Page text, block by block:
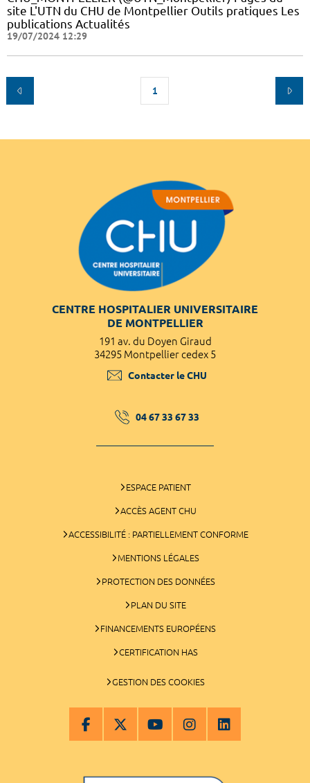
site L'UTN du CHU de Montpellier Outils pratiques Les
publications Actualités
19/07/2024 12:29
1
CENTRE HOSPITALIER UNIVERSITAIRE
DE MONTPELLIER
191 av. du Doyen Giraud
34295 Montpellier cedex 5
Contacter le CHU
04 67 33 67 33
ESPACE PATIENT
ACCÈS AGENT CHU
ACCESSIBILITÉ : PARTIELLEMENT CONFORME
MENTIONS LÉGALES
PROTECTION DES DONNÉES
PLAN DU SITE
FINANCEMENTS EUROPÉENS
CERTIFICATION HAS
GESTION DES COOKIES